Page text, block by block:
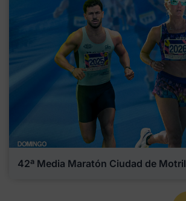
42ª Media Maratón Ciudad de Motril